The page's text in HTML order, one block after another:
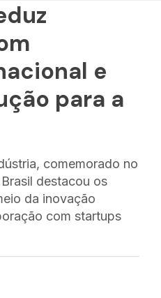
e
para a
comemorado no
destacou os
da inovação
com startups